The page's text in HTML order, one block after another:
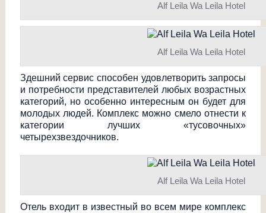
Alf Leila Wa Leila Hotel
Alf Leila Wa Leila Hotel
Здешний сервис способен удовлетворить запросы
и потребности представителей любых возрастных
категорий, но особенно интересным он будет для
молодых людей. Комплекс можно смело отнести к
категории лучших «тусовочных»
четырехзвездочников.
Alf Leila Wa Leila Hotel
Отель входит в известный во всем мире комплекс